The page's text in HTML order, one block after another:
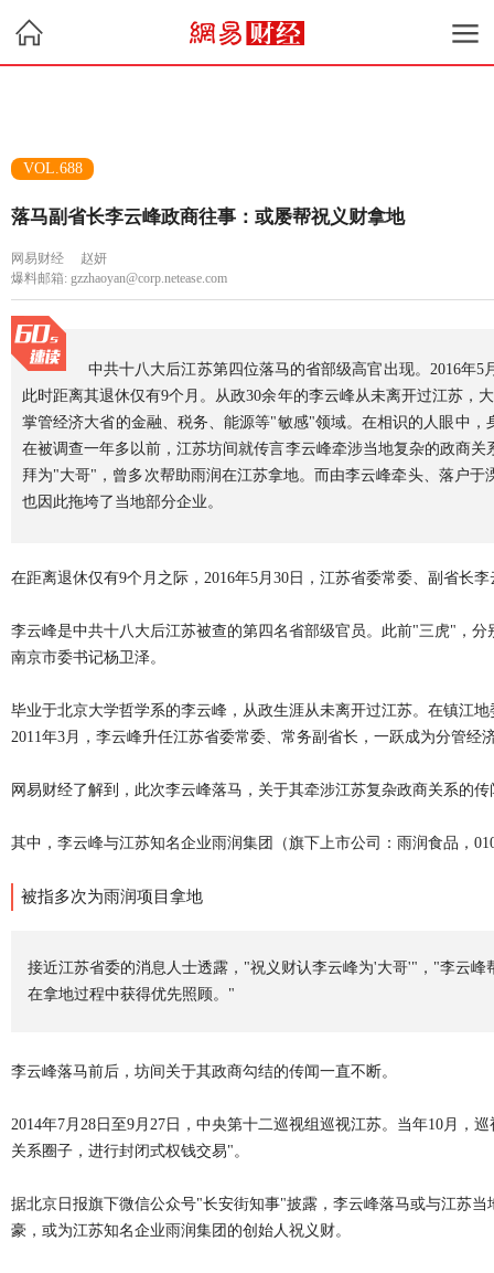
VOL.688
落马副省长李云峰政商往事：或屡帮祝义财拿地
网易财经
赵妍
爆料邮箱: gzzhaoyan@corp.netease.com
中共十八大后江苏第四位落马的省部级高官出现。2016年
此时距离其退休仅有9个月。从政30余年的李云峰从未离开过江苏，
掌管经济大省的金融、税务、能源等"敏感"领域。在相识的人眼中
在被调查一年多以前，江苏坊间就传言李云峰牵涉当地复杂的政商
拜为"大哥"，曾多次帮助雨润在江苏拿地。而由李云峰牵头、落户
也因此拖垮了当地部分企业。
在距离退休仅有9个月之际，2016年5月30日，江苏省委常委、副省长
李云峰是中共十八大后江苏被查的第四名省部级官员。此前"三虎"，
南京市委书记杨卫泽。
毕业于北京大学哲学系的李云峰，从政生涯从未离开过江苏。在镇江
2011年3月，李云峰升任江苏省委常委、常务副省长，一跃成为分管
网易财经了解到，此次李云峰落马，关于其牵涉江苏复杂政商关系的
其中，李云峰与江苏知名企业雨润集团（旗下上市公司：雨润食品，
被指多次为雨润项目拿地
接近江苏省委的消息人士透露，"祝义财认李云峰为'大哥'"，"李云
在拿地过程中获得优先照顾。"
李云峰落马前后，坊间关于其政商勾结的传闻一直不断。
2014年7月28日至9月27日，中央第十二巡视组巡视江苏。当年10月
关系圈子，进行封闭式权钱交易"。
据北京日报旗下微信公众号"长安街知事"披露，李云峰落马或与江苏
豪，或为江苏知名企业雨润集团的创始人祝义财。